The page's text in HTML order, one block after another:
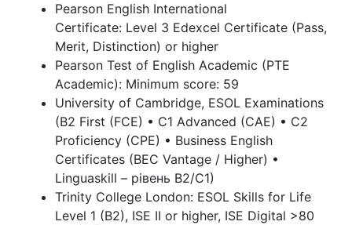
Pearson English International
Certificate: Level 3 Edexcel Certificate (Pass,
Merit, Distinction) or higher
Pearson Test of English Academic (PTE
Academic): Minimum score: 59
University of Cambridge, ESOL Examinations
(B2 First (FCE) • C1 Advanced (CAE) • C2
Proficiency (CPE) • Business English
Certificates (BEC Vantage / Higher) •
Linguaskill – рівень B2/C1)
Trinity College London: ESOL Skills for Life
Level 1 (B2), ISE II or higher, ISE Digital >80